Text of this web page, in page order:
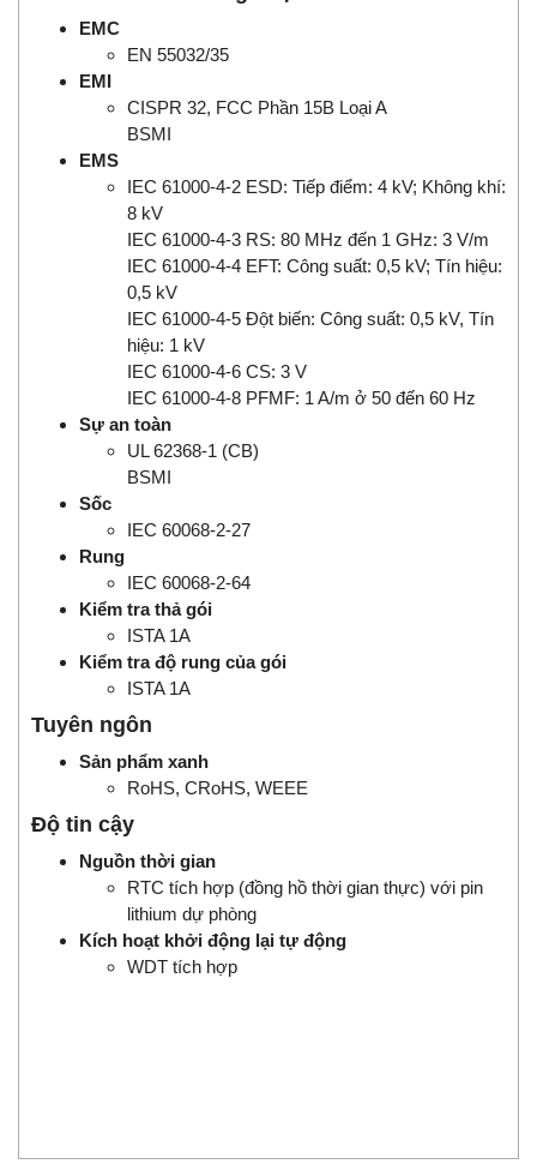
EMC
EN 55032/35
EMI
CISPR 32, FCC Phần 15B Loại A
BSMI
EMS
IEC 61000-4-2 ESD: Tiếp điểm: 4 kV; Không khí:
8 kV
IEC 61000-4-3 RS: 80 MHz đến 1 GHz: 3 V/m
IEC 61000-4-4 EFT: Công suất: 0,5 kV; Tín hiệu:
0,5 kV
IEC 61000-4-5 Đột biến: Công suất: 0,5 kV, Tín
hiệu: 1 kV
IEC 61000-4-6 CS: 3 V
IEC 61000-4-8 PFMF: 1 A/m ở 50 đến 60 Hz
Sự an toàn
UL 62368-1 (CB)
BSMI
Sốc
IEC 60068-2-27
Rung
IEC 60068-2-64
Kiểm tra thả gói
ISTA 1A
Kiểm tra độ rung của gói
ISTA 1A
Tuyên ngôn
Sản phẩm xanh
RoHS, CRoHS, WEEE
Độ tin cậy
Nguồn thời gian
RTC tích hợp (đồng hồ thời gian thực) với pin
lithium dự phòng
Kích hoạt khởi động lại tự động
WDT tích hợp